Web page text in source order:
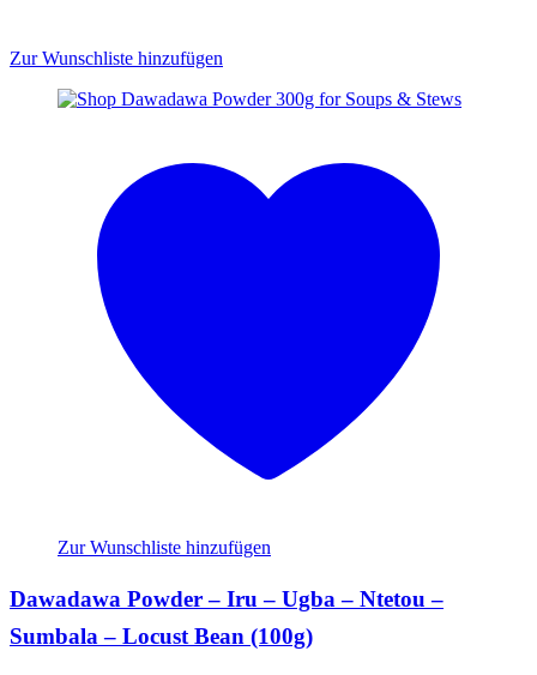
Zur Wunschliste hinzufügen
Zur Wunschliste hinzufügen
Dawadawa Powder – Iru – Ugba – Ntetou –
Sumbala – Locust Bean (100g)